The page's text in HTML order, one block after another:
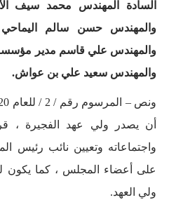
السادة المهندس محمد سيف
والمهندس حسن سالم اليماحي
والمهندس علي قاسم مدير مؤسسة
والمهندس سعيد علي بن عواش.
أن يصدر ولي عهد الفجيرة ،
واجتماعاته وتعيين نائب رئيس
على أعضاء المجلس ، كما يكون
ولي العهد.